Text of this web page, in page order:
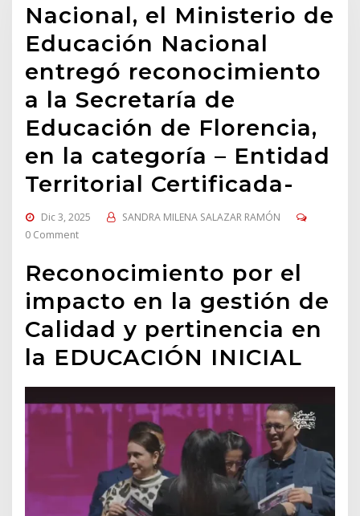
Nacional, el Ministerio de
Educación Nacional
entregó reconocimiento
a la Secretaría de
Educación de Florencia,
en la categoría – Entidad
Territorial Certificada-
Dic 3, 2025
SANDRA MILENA SALAZAR RAMÓN
0 Comment
Reconocimiento por el
impacto en la gestión de
Calidad y pertinencia en
la EDUCACIÓN INICIAL